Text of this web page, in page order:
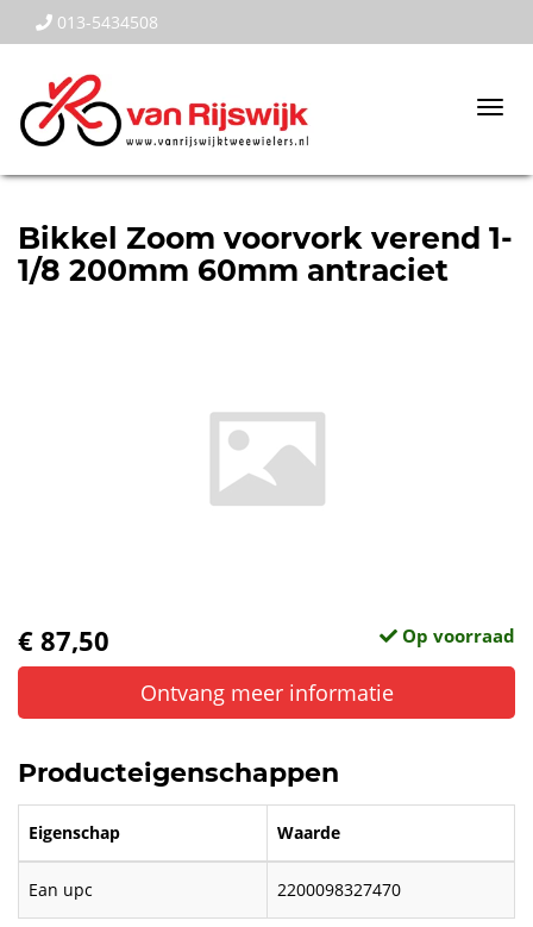
013-5434508
Bikkel Zoom voorvork verend 1-
1/8 200mm 60mm antraciet
€ 87,50 Op voorraad
Ontvang meer informatie
Producteigenschappen
Eigenschap Waarde
Ean upc 2200098327470